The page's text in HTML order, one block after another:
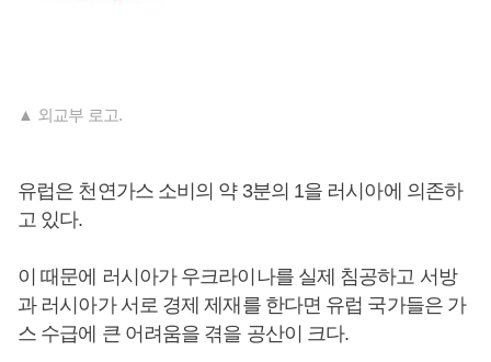
▲ 외교부 로고.
유럽은 천연가스 소비의 약 3분의 1을 러시아에 의존하
고 있다.
이 때문에 러시아가 우크라이나를 실제 침공하고 서방
과 러시아가 서로 경제 제재를 한다면 유럽 국가들은 가
스 수급에 큰 어려움을 겪을 공산이 크다.